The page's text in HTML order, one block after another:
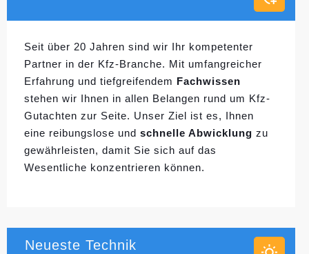
Seit über 20 Jahren sind wir Ihr kompetenter
Partner in der Kfz-Branche. Mit umfangreicher
Erfahrung und tiefgreifendem Fachwissen
stehen wir Ihnen in allen Belangen rund um Kfz-
Gutachten zur Seite. Unser Ziel ist es, Ihnen
eine reibungslose und schnelle Abwicklung zu
gewährleisten, damit Sie sich auf das
Wesentliche konzentrieren können.
Neueste Technik